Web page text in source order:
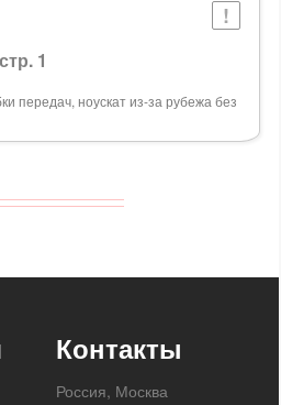
1
передач, ноускат из-за рубежа без
Контакты
Россия, Москва